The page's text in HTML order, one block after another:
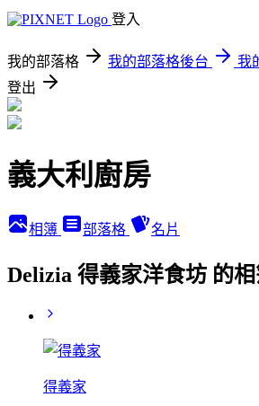
登入
我的部落格 我的部落格後台
我
登出
義大利廚房
相簿 部落格 名片
Delizia 得義家洋食坊 的相
得義家